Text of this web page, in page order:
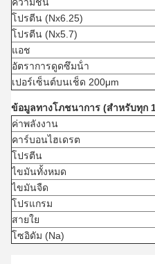
โปรตีน (Nx6.25)
โปรตีน (Nx5.7)
แอช
อัตราการดูดซึมน้ํา
เปอร์เซ็นต์บนเช็ด 200μm
ข้อมูลทางโภชนาการ (สําหรับทุก
ค่าพลังงาน
คาร์บอนไฮเดรต
โปรตีน
ไขมันทั้งหมด
ไขมันจืด
โปรแกรม
สายใย
โซอิดัม (Na)